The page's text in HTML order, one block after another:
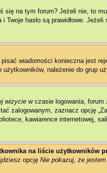
się na tym forum? Jeżeli nie, to
hasło są prawidłowe.
wiadomości konieczna jest
należenie do
wizycie w czasie logowania,
zalogowanym, zaznacz opcję
kawiarence internetowej,
na liście użytkowników
opcję Nie pokazuj, że